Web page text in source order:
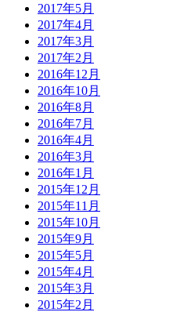
2017年5月
2017年4月
2017年3月
2017年2月
2016年12月
2016年10月
2016年8月
2016年7月
2016年4月
2016年3月
2016年1月
2015年12月
2015年11月
2015年10月
2015年9月
2015年5月
2015年4月
2015年3月
2015年2月